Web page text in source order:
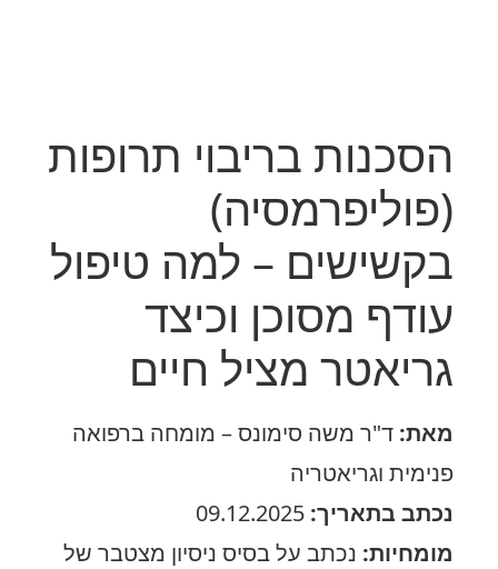
הסכנות בריבוי תרופות
(פוליפרמסיה)
בקשישים – למה טיפול
עודף מסוכן וכיצד
גריאטר מציל חיים
מאת: ד"ר משה סימונס – מומחה ברפואה
פנימית וגריאטריה
נכתב בתאריך:
מומחיות: נכתב על בסיס ניסיון מצטבר של